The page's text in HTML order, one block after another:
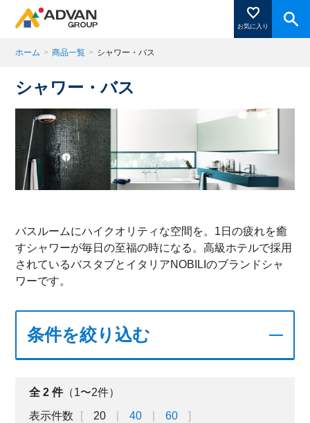
お気に入り
商品ページにある「お気に入り登録」を押すと登録した
閉じる
ホーム > 商品一覧 > シャワー・バス
シャワー・バス
バスルームにハイクオリティな空間を。1日の疲れを癒
すシャワーが毎日の至福の時になる。高級ホテルで採用
されているバスタブとイタリアNOBILIのブランドシャ
ワーです。
条件を絞り込む
全2 件（1〜2件）
表示件数
20 40 60